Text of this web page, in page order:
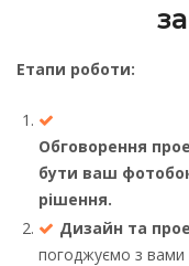
Етапи роботи:
Обговорення
бути ваш
рішення.
Дизайн та
погоджуємо з вами